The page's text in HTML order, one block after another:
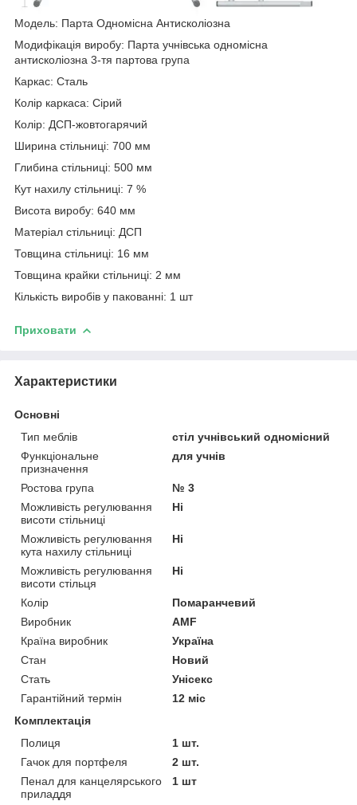
Модель: Парта Одномісна Антисколіозна
Модифікація виробу: Парта учнівська одномісна
антисколіозна 3-тя партова група
Каркас: Сталь
Колір каркаса: Сірий
Колір: ДСП-жовтогарячий
Ширина стільниці: 700 мм
Глибина стільниці: 500 мм
Кут нахилу стільниці: 7 %
Висота виробу: 640 мм
Матеріал стільниці: ДСП
Товщина стільниці: 16 мм
Товщина крайки стільниці: 2 мм
Кількість виробів у пакованні: 1 шт
Приховати
Характеристики
Основні
Тип меблів
стіл учнівський одномісний
Функціональне
призначення
для учнів
Ростова група
№ 3
Можливість регулювання
висоти стільниці
Ні
Можливість регулювання
кута нахилу стільниці
Ні
Можливість регулювання
висоти стільця
Ні
Колір
Помаранчевий
Виробник
AMF
Країна виробник
Україна
Стан
Новий
Стать
Унісекс
Гарантійний термін
12 міс
Комплектація
Полиця
1 шт.
Гачок для портфеля
2 шт.
Пенал для канцелярського
приладдя
1 шт